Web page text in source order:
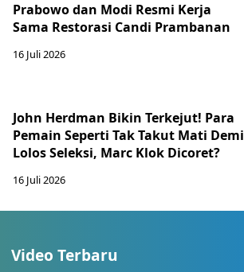
Prabowo dan Modi Resmi Kerja
Sama Restorasi Candi Prambanan
16 Juli 2026
John Herdman Bikin Terkejut! Para
Pemain Seperti Tak Takut Mati Demi
Lolos Seleksi, Marc Klok Dicoret?
16 Juli 2026
Video Terbaru